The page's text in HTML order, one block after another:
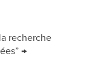
recherche
→